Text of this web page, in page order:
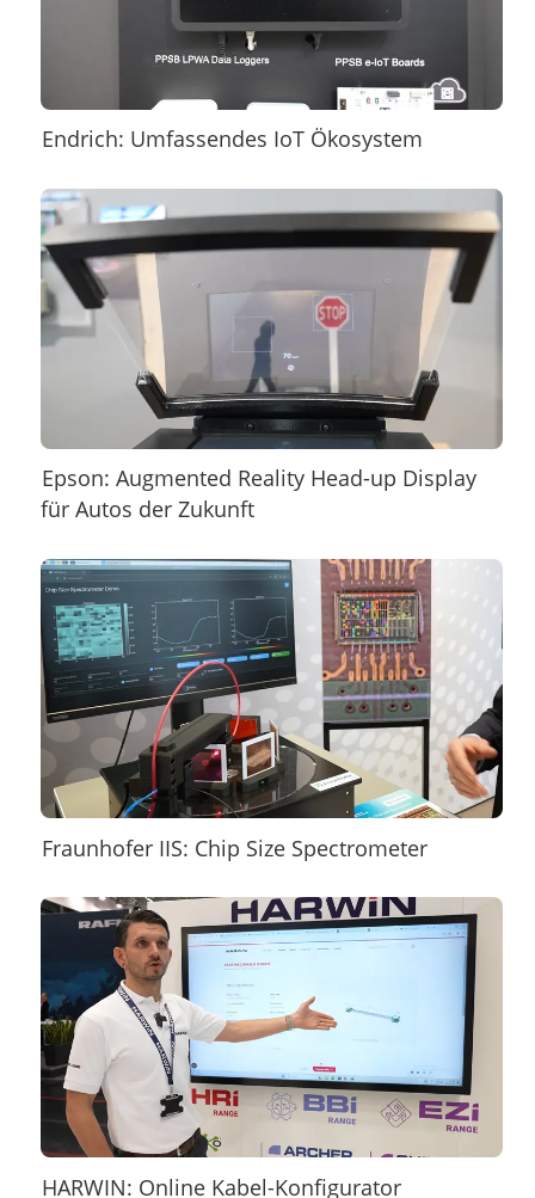
Endrich: Umfassendes IoT Ökosystem
Epson: Augmented Reality Head-up Display
für Autos der Zukunft
Fraunhofer IIS: Chip Size Spectrometer
HARWIN: Online Kabel-Konfigurator